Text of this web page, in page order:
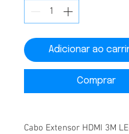
Adicionar ao
Comprar
Cabo Extensor HDMI 3M